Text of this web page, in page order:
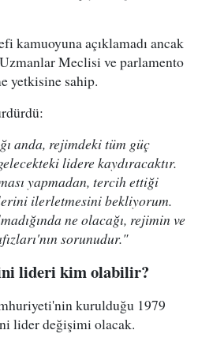
kamuoyuna açıklamadı ancak
Meclisi ve parlamento
yetkisine sahip.
anda, rejimdeki tüm güç
lidere kaydıracaktır.
yapmadan, tercih ettiği
ilerletmesini bekliyorum.
ne olacağı, rejimin ve
sorunudur."
lideri kim olabilir?
kurulduğu 1979
lider değişimi olacak.